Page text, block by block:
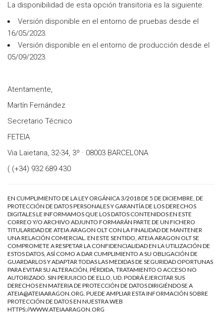
La disponibilidad de esta opción transitoria es la siguiente:
Versión disponible en el entorno de pruebas desde el
16/05/2023.
Versión disponible en el entorno de producción desde el
05/09/2023.
Atentamente,
Martín Fernández
Secretario Técnico
FETEIA
Via Laietana, 32-34, 3º · 08003 BARCELONA
( (+34) 932 689 430
EN CUMPLIMIENTO DE LA LEY ORGÁNICA 3/2018 DE 5 DE DICIEMBRE, DE
PROTECCIÓN DE DATOS PERSONALES Y GARANTÍA DE LOS DERECHOS
DIGITALES LE INFORMAMOS QUE LOS DATOS CONTENIDOS EN ESTE
CORREO Y/O ARCHIVO ADJUNTO FORMARÁN PARTE DE UN FICHERO
TITULARIDAD DE ATEIA ARAGON OLT CON LA FINALIDAD DE MANTENER
UNA RELACIÓN COMERCIAL. EN ESTE SENTIDO, ATEIA ARAGON OLT SE
COMPROMETE A RESPETAR LA CONFIDENCIALIDAD EN LA UTILIZACIÓN DE
ESTOS DATOS, ASÍ COMO A DAR CUMPLIMIENTO A SU OBLIGACIÓN DE
GUARDARLOS Y ADAPTAR TODAS LAS MEDIDAS DE SEGURIDAD OPORTUNAS
PARA EVITAR SU ALTERACIÓN, PÉRDIDA, TRATAMIENTO O ACCESO NO
AUTORIZADO. SIN PERJUICIO DE ELLO, UD. PODRÁ EJERCITAR SUS
DERECHOS EN MATERIA DE PROTECCIÓN DE DATOS DIRIGIÉNDOSE A
ATEIA@ATEIAARAGON.ORG. PUEDE AMPLIAR ESTA INFORMACIÓN SOBRE
PROTECCIÓN DE DATOS EN NUESTRA WEB
HTTPS://WWW.ATEIAARAGON.ORG